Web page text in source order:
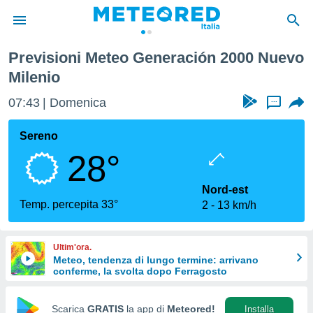
di
per
di
Web
le
Previsioni Meteo Generación 2000 Nuevo
Milenio
07:43 Domenica ...
Sereno
28°
Temp. percepita 33°
Nord-est
2
13 km/h
Ultim'ora.
Meteo, tendenza di lungo termine: arrivano
conferme, la svolta dopo Ferragosto
Scarica GRATIS la app di Meteored! Installa